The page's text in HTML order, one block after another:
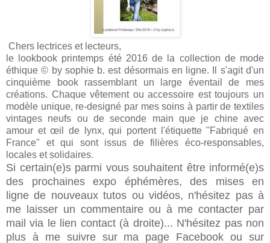
Chers lectrices et lecteurs,
le lookbook printemps été 2016 de la collection de mode
éthique © by sophie b. est désormais en ligne. Il s'agit d'un
cinquième book rassemblant un large éventail de mes
créations. Chaque vêtement ou accessoire est toujours un
modèle unique, re-designé par mes soins à partir de textiles
vintages neufs ou de seconde main que je chine avec
amour et œil de lynx, qui portent l'étiquette "Fabriqué en
France" et qui sont issus de filières éco-responsables,
locales et solidaires.
Si certain(e)s parmi vous souhaitent être informé(e)s
des prochaines expo éphémères, des mises en
ligne de nouveaux tutos ou vidéos, n'hésitez pas à
me laisser un commentaire ou à me contacter par
mail via le lien contact (à droite)... N'hésitez pas non
plus à me suivre sur ma page Facebook ou sur